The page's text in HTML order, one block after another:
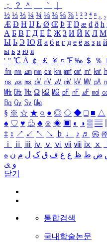
；
？ ＾ ｀
½ ⅓ ⅔ ¼ ¾ ⅛ ⅜ ⅝ ⅞ ¹ ² ³ ⁴ ⁿ ₁ ₂
Æ Ð Ħ Ĳ Ł Ø Œ Þ Ŧ Ŋ æ đ ð ħ
А Б В Г Д Е Ё Ж З И Й К Л М
Ы Ь Э Ю Я а б в г д е ё ж з и й
ы ь э ю я
′ ″ ℃ Å ￠ ￡ ￥ ¤ ℉ ‰ ＄ ％
㎙ ㎚ ㎛ ㎜ ㎝ ㎞ ㎟ ㎠ ㎡ ㎢
㎱ ㎲ ㎳ ㎴ ㎵ ㎶ ㎷ ㎸ ㎹ ㎀
㎒ ㎓ ㎔ Ω ㏀ ㏁ ㎊ ㎋ ㎌ ㏖
㏃ ㏉ ㏜ ㏆
§ ※ ☆ ★ ○ ● ◎ ◇ ◆ □ ■ △
♠ ♡ ♥ ♧ ♣ ⊙ ◈ ▣ ◐ ◑ ▒ ▤
‡ ↕ ↗ ↙ ↖ ↘ ♭ ♩ ♪ ♬ ㉿
ⅰ
ⅱ ⅲ ⅳ ⅴ ⅵ ⅶ ⅷ ⅸ ⅹ
ض ط ظ ع غ ف ق ک ل م ن ه
و ی
닫기
통합검색
국내학술논문